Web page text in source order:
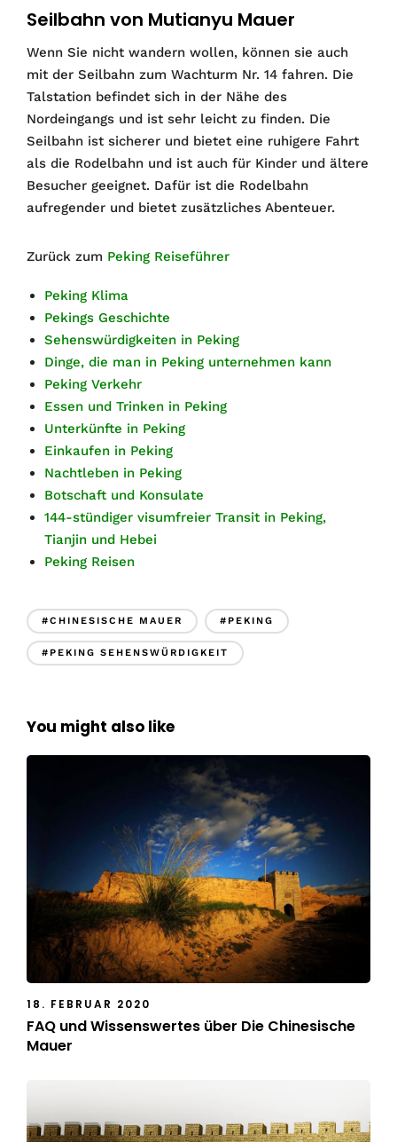
Seilbahn von Mutianyu Mauer
Wenn Sie nicht wandern wollen, können sie auch
mit der Seilbahn zum Wachturm Nr. 14 fahren. Die
Talstation befindet sich in der Nähe des
Nordeingangs und ist sehr leicht zu finden. Die
Seilbahn ist sicherer und bietet eine ruhigere Fahrt
als die Rodelbahn und ist auch für Kinder und ältere
Besucher geeignet. Dafür ist die Rodelbahn
aufregender und bietet zusätzliches Abenteuer.
Zurück zum Peking Reiseführer
Peking Klima
Pekings Geschichte
Sehenswürdigkeiten in Peking
Dinge, die man in Peking unternehmen kann
Peking Verkehr
Essen und Trinken in Peking
Unterkünfte in Peking
Einkaufen in Peking
Nachtleben in Peking
Botschaft und Konsulate
144-stündiger visumfreier Transit in Peking,
Tianjin und Hebei
Peking Reisen
#CHINESISCHE MAUER #PEKING
#PEKING SEHENSWÜRDIGKEIT
You might also like
18. FEBRUAR 2020
FAQ und Wissenswertes über Die Chinesische
Mauer